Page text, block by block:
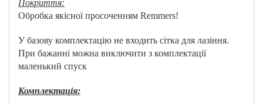
Покриття:
Обробка якісної просоченням Remmers!
У базову комплектацію не входить сітка для лазіння.
При бажанні можна виключити з комплектації
маленький спуск
Комплектація: